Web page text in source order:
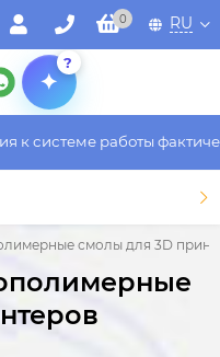
0 RU
?
работы
смолы для 3D